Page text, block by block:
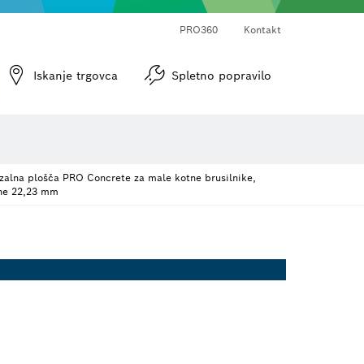
PRO360 Kontakt
Iskanje trgovca Spletno popravilo
plošča PRO Concrete za male kotne brusilnike,
22,23 mm